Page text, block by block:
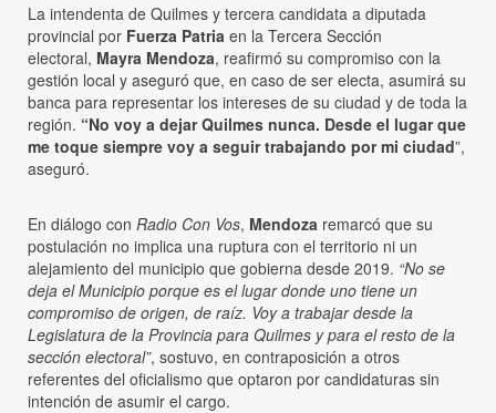
La intendenta de Quilmes y tercera candidata a diputada
provincial por Fuerza Patria en la Tercera Sección
electoral, Mayra Mendoza, reafirmó su compromiso con la
gestión local y aseguró que, en caso de ser electa, asumirá su
banca para representar los intereses de su ciudad y de toda la
región. “No voy a dejar Quilmes nunca. Desde el lugar que
me toque siempre voy a seguir trabajando por mi ciudad”,
aseguró.
En diálogo con Radio Con Vos, Mendoza remarcó que su
postulación no implica una ruptura con el territorio ni un
alejamiento del municipio que gobierna desde 2019. “No se
deja el Municipio porque es el lugar donde uno tiene un
compromiso de origen, de raíz. Voy a trabajar desde la
Legislatura de la Provincia para Quilmes y para el resto de la
sección electoral”, sostuvo, en contraposición a otros
referentes del oficialismo que optaron por candidaturas sin
intención de asumir el cargo.